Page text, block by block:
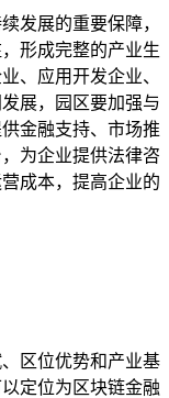
发展的重要保障，
形成完整的产业生
、应用开发企业、
展，园区要加强与
金融支持、市场推
为企业提供法律咨
成本，提高企业的
区位优势和产业基
定位为区块链金融